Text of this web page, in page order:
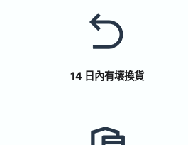
14 日內有壞換貨